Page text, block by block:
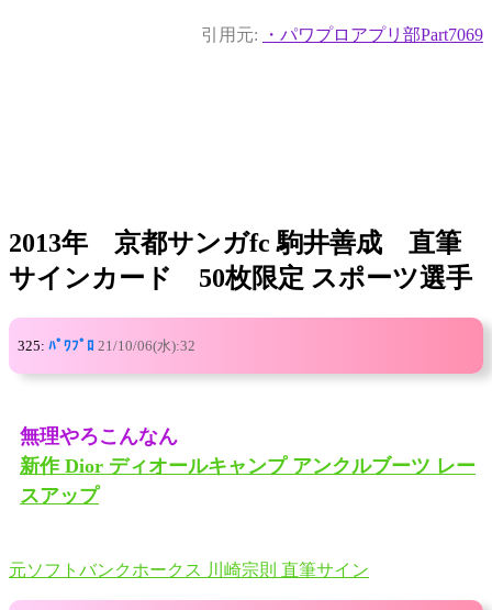
引用元: ・パワプロアプリ部Part7069
2013年 京都サンガfc 駒井善成 直筆
サインカード 50枚限定 スポーツ選手
325: ﾊﾟﾜﾌﾟﾛ 21/10/06(水):32
無理やろこんなん
新作 Dior ディオールキャンプ アンクルブーツ レー
スアップ
元ソフトバンクホークス 川崎宗則 直筆サイン